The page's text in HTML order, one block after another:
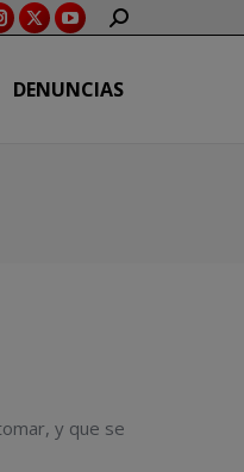
opens
X
opens
YouTube
opens
SEARCH:
DENUNCIAS
y que se
DENUNCIAS